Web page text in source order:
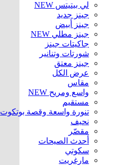
لي بيتيتس NEW
جينز جديد
جينز أبيض
جينز مطلي NEW
جاكيتات جينز
شورتات وتنانير
جينز معتق
عرض الكل
مقاس
واسع ومريح NEW
مستقيم
تنورة واسعة وقصة بوتكوت
نحيف
مقصّر
أحدث الصيحات
سكوتي
مارغريت